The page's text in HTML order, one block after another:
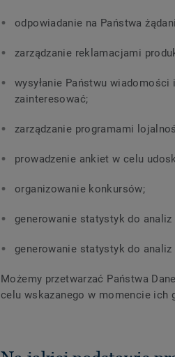
odpowiadanie na Państwa
zarządzanie reklamacjami
wysyłanie Państwu
zainteresować;
zarządzanie programami
prowadzenie ankiet w celu
organizowanie konkursów;
generowanie statystyk do
generowanie statystyk do
Możemy przetwarzać Państwa
celu wskazanego w momencie ich